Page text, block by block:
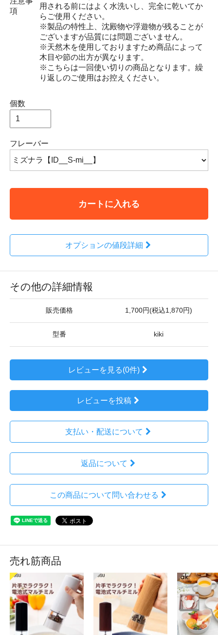
項
用される前にはよく水洗いし、完全に乾いてか
らご使用ください。
※製品の特性上、沈殿物や浮遊物が残ることが
ございますが品質には問題ございません。
※天然木を使用しておりますため商品によって
木目や節の出方が異なります。
※こちらは一回使い切りの商品となります。繰
り返しのご使用はお控えください。
個数
フレーバー
カートに入れる
オプションの値段詳細
その他の詳細情報
販売価格 1,700円(税込1,870円)
型番 kiki
レビューを見る(0件)
レビューを投稿
支払い・配送について
返品について
この商品について問い合わせる
売れ筋商品